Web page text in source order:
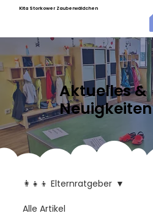
Kita Storkower Zauberwäldchen
Aktuelles &
Neuigkeiten
Alle Artikel
👩‍👧‍👦 Elternratgeber